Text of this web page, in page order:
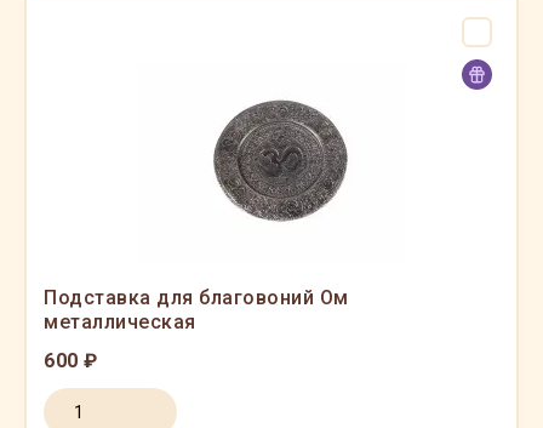
Подставка для благовоний Ом
металлическая
600 ₽